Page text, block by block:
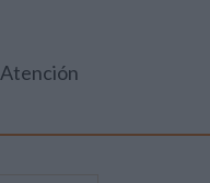
Atención